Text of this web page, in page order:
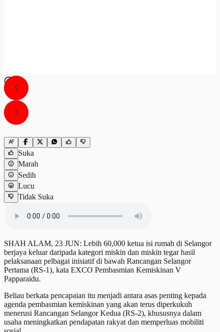
Suka
Marah
Sedih
Lucu
Tidak Suka
SHAH ALAM, 23 JUN: Lebih 60,000 ketua isi rumah di Selangor
berjaya keluar daripada kategori miskin dan miskin tegar hasil
pelaksanaan pelbagai inisiatif di bawah Rancangan Selangor
Pertama (RS-1), kata EXCO Pembasmian Kemiskinan V
Papparaidu.
Beliau berkata pencapaian itu menjadi antara asas penting kepada
agenda pembasmian kemiskinan yang akan terus diperkukuh
menerusi Rancangan Selangor Kedua (RS-2), khususnya dalam
usaha meningkatkan pendapatan rakyat dan memperluas mobiliti